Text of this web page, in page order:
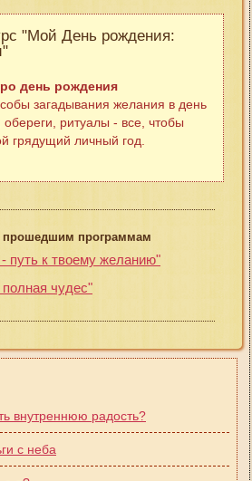
"Мой День рождения:
день рождения
загадывания желания в день
ритуалы - все, чтобы
грядущий личный год.
программам
путь к твоему желанию"
чудес"
внутреннюю радость?
с неба